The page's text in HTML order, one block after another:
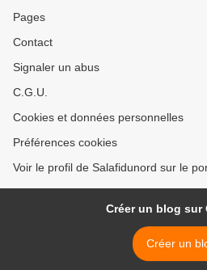
Pages
Contact
Signaler un abus
C.G.U.
Cookies et données personnelles
Préférences cookies
Voir le profil de Salafidunord sur le
Créer un blog sur
Créer un